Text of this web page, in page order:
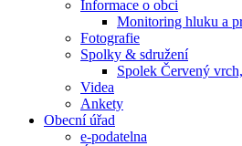
Informace o obci
Monitoring hluku a
Fotografie
Spolky & sdružení
Spolek Červený
Videa
Ankety
Obecní úřad
e-podatelna